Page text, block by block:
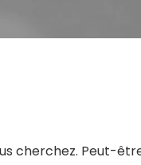
cherchez. Peut-